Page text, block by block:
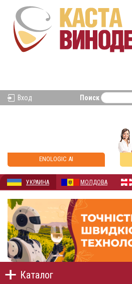
Вход Поиск
ENOLOGIC AI
УКРАИНА МОЛДОВА
Каталог